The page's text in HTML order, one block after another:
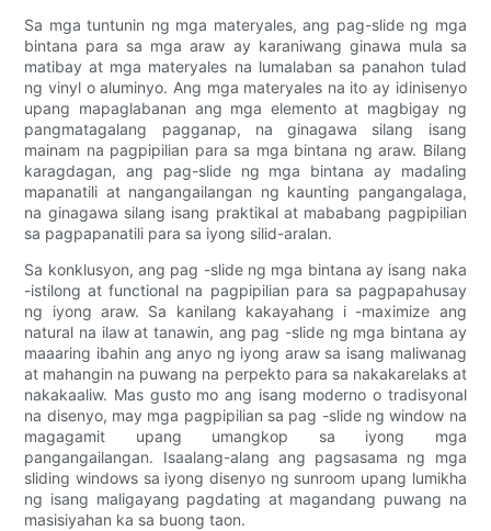
Sa mga tuntunin ng mga materyales, ang pag-slide ng mga
bintana para sa mga araw ay karaniwang ginawa mula sa
matibay at mga materyales na lumalaban sa panahon tulad
ng vinyl o aluminyo. Ang mga materyales na ito ay idinisenyo
upang mapaglabanan ang mga elemento at magbigay ng
pangmatagalang pagganap, na ginagawa silang isang
mainam na pagpipilian para sa mga bintana ng araw. Bilang
karagdagan, ang pag-slide ng mga bintana ay madaling
mapanatili at nangangailangan ng kaunting pangangalaga,
na ginagawa silang isang praktikal at mababang pagpipilian
sa pagpapanatili para sa iyong silid-aralan.
Sa konklusyon, ang pag -slide ng mga bintana ay isang naka
-istilong at functional na pagpipilian para sa pagpapahusay
ng iyong araw. Sa kanilang kakayahang i -maximize ang
natural na ilaw at tanawin, ang pag -slide ng mga bintana ay
maaaring ibahin ang anyo ng iyong araw sa isang maliwanag
at mahangin na puwang na perpekto para sa nakakarelaks at
nakakaaliw. Mas gusto mo ang isang moderno o tradisyonal
na disenyo, may mga pagpipilian sa pag -slide ng window na
magagamit upang umangkop sa iyong mga
pangangailangan. Isaalang-alang ang pagsasama ng mga
sliding windows sa iyong disenyo ng sunroom upang lumikha
ng isang maligayang pagdating at magandang puwang na
masisiyahan ka sa buong taon.